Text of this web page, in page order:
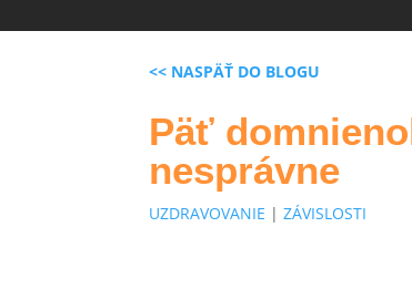
<< NASPÄŤ DO BLOGU
Päť
nesprávne
UZDRAVOVANIE |ZÁVISLOSTI